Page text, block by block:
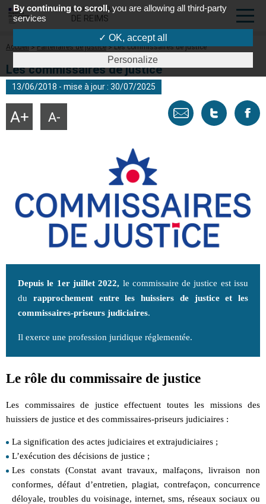
COUR D'APPEL
DE REIMS
Fil
Accueil Partenaires de justice Les commissaires de justice
Les commissaires de justice
13/06/2018 - mise à jour : 30/07/2025
Envoyer Tweeter
Agrandir Réduire
Depuis le 1er juillet 2022, le commissaire de justice est issu
du rapprochement entre les huissiers de justice et les
commissaires-priseurs judiciaires.
Il exerce une profession juridique réglementée.
Le rôle du commissaire de justice
Les commissaires de justice effectuent toutes les missions des
huissiers de justice et des commissaires-priseurs judiciaires :
La signification des actes judiciaires et extrajudiciaires ;
L’exécution des décisions de justice ;
Les constats (Constat avant travaux, malfaçons, livraison non
conformes, défaut d’entretien, plagiat, contrefaçon, concurrence
déloyale, troubles du voisinage, internet, sms, réseaux sociaux ou
By continuing to scroll, you are allowing all third-party
services
✓ OK, accept all
Personalize